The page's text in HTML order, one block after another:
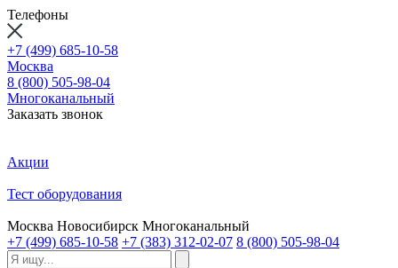
Телефоны
+7 (499) 685-10-58
Москва
8 (800) 505-98-04
Многоканальный
Заказать звонок
Акции
Тест оборудования
Москва Новосибирск Многоканальный
+7 (499) 685-10-58 +7 (383) 312-02-07 8 (800) 505-98-04